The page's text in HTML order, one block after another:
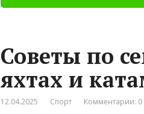
Советы по
яхтах и
12.04.2025 Спорт Комментарии: 0